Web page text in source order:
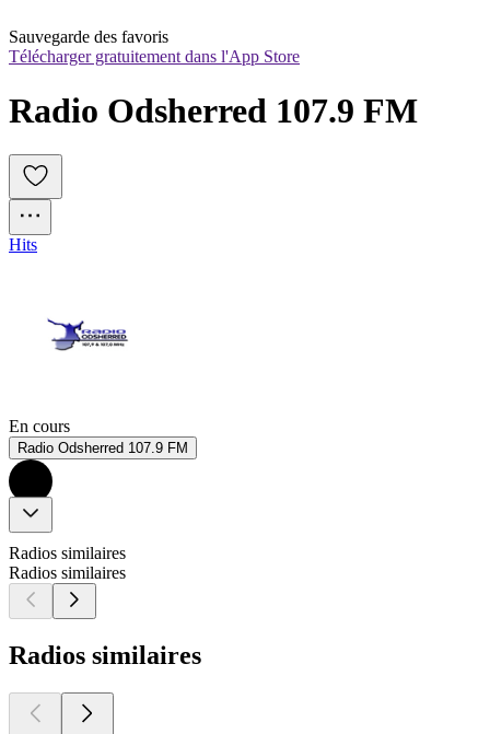
Sauvegarde des favoris
Télécharger gratuitement dans l'App Store
Radio Odsherred 107.9 FM
Hits
En cours
Radio Odsherred 107.9 FM
Radios similaires
Radios similaires
Radios similaires